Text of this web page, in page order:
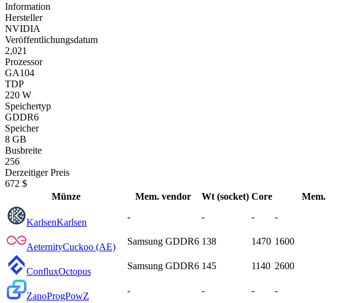
Information
Hersteller
NVIDIA
Veröffentlichungsdatum
2,021
Prozessor
GA104
TDP
220 W
Speichertyp
GDDR6
Speicher
8 GB
Busbreite
256
Derzeitiger Preis
672 $
Münze
Mem. vendor Wt (socket) Core Mem.
KarlsenKarlsen
- - - -
AeternityCuckoo (AE)
Samsung GDDR6 138 1470 1600
ConfluxOctopus
Samsung GDDR6 145 1140 2600
ZanoProgPowZ
- - - -